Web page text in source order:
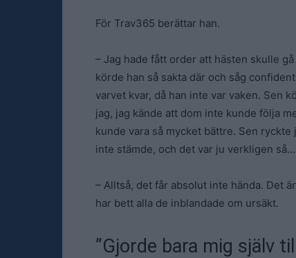
För Trav365 berättar han.
– Jag hade fått order att hästen skulle
körde han så sakta där och såg
varvet kvar, då han inte var vaken. Sen
jag, jag kände att dom inte kunde följa
kunde vara så mycket bättre. Sen
inte stämde, och det var ju verkligen så…
– Alltså, det får absolut inte hända. Det
har bett alla de inblandade om ursäkt.
”Gjorde bara mig själv